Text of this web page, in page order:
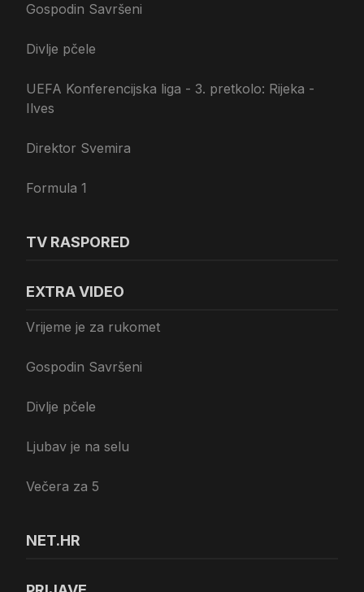
Gospodin Savršeni
Divlje pčele
UEFA Konferencijska liga - 3. pretkolo: Rijeka -
Ilves
Direktor Svemira
Formula 1
TV RASPORED
EXTRA VIDEO
Vrijeme je za rukomet
Gospodin Savršeni
Divlje pčele
Ljubav je na selu
Večera za 5
NET.HR